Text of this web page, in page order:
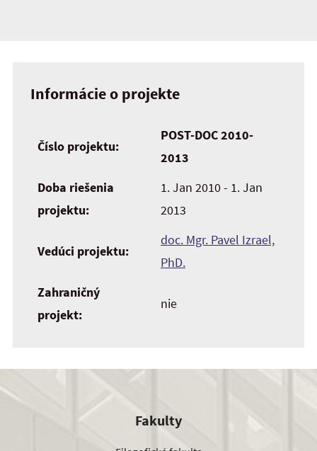
Informácie o projekte
Číslo projektu:
POST-DOC 2010-
2013
Doba riešenia
projektu:
1. Jan 2010 - 1. Jan
2013
Vedúci projektu:
doc. Mgr. Pavel Izrael,
PhD.
Zahraničný
projekt:
nie
Fakulty